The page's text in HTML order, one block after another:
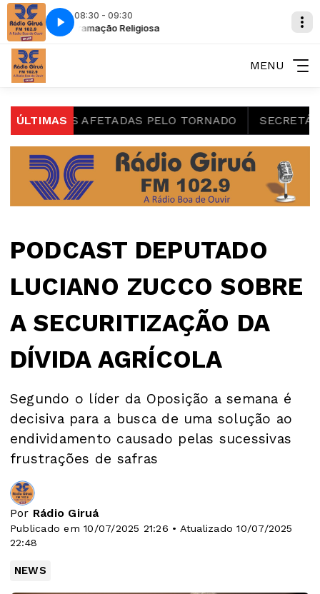
08:30 - 09:30
Programação Religiosa
MENU
ÚLTIMASAFETADAS PELO TORNADO SECRETÁRIA
PODCAST DEPUTADO
LUCIANO ZUCCO SOBRE
A SECURITIZAÇÃO DA
DÍVIDA AGRÍCOLA
Segundo o líder da Oposição a semana é
decisiva para a busca de uma solução ao
endividamento causado pelas sucessivas
frustrações de safras
Por Rádio Giruá
Publicado em 10/07/2025 21:26 • Atualizado 10/07/2025
22:48
NEWS